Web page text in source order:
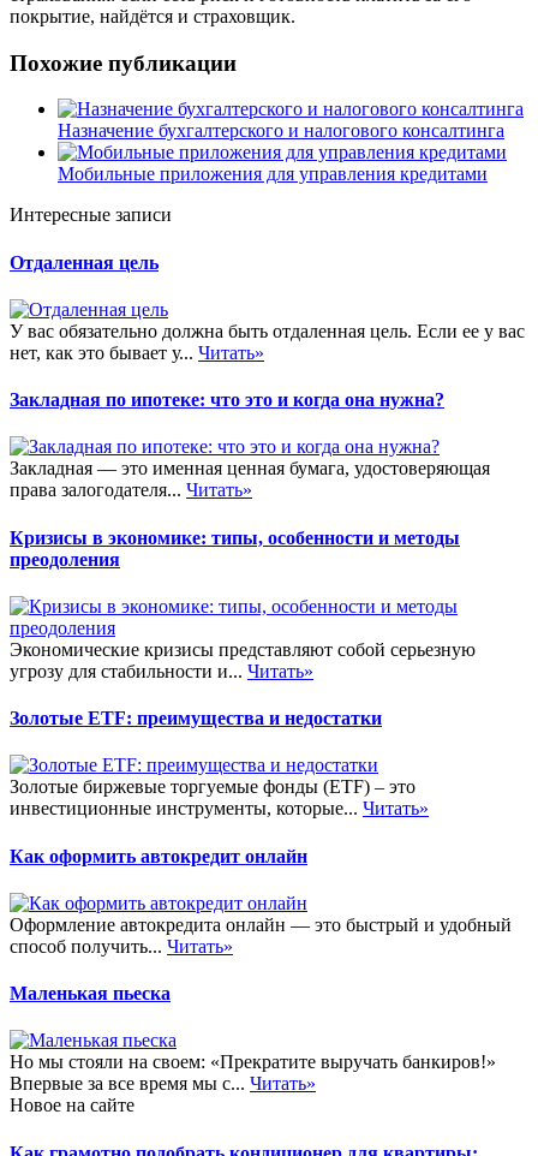
покрытие, найдётся и страховщик.
Похожие публикации
Назначение бухгалтерского и налогового консалтинга
Мобильные приложения для управления кредитами
Интересные записи
Отдаленная цель
У вас обязательно должна быть отдаленная цель. Если ее у вас
нет, как это бывает у... Читать»
Закладная по ипотеке: что это и когда она нужна?
Закладная — это именная ценная бумага, удостоверяющая
права залогодателя... Читать»
Кризисы в экономике: типы, особенности и методы
преодоления
Экономические кризисы представляют собой серьезную
угрозу для стабильности и... Читать»
Золотые ETF: преимущества и недостатки
Золотые биржевые торгуемые фонды (ETF) – это
инвестиционные инструменты, которые... Читать»
Как оформить автокредит онлайн
Оформление автокредита онлайн — это быстрый и удобный
способ получить... Читать»
Маленькая пьеска
Но мы стояли на своем: «Прекратите выручать банкиров!»
Впервые за все время мы с... Читать»
Новое на сайте